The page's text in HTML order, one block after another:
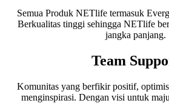
Semua Produk NETlife termasuk
Berkualitas tinggi sehingga NETlife
jangka panjang.
Team
Komunitas yang berfikir positif,
menginspirasi. Dengan visi untuk